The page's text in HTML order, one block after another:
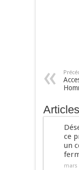
ce
un
mars